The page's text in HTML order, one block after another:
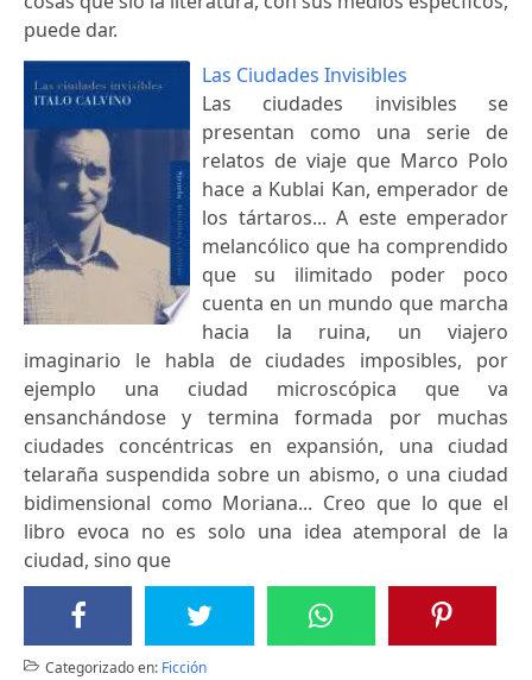
puede dar.
Las Ciudades Invisibles
Las ciudades invisibles se
presentan como una serie de
relatos de viaje que Marco Polo
hace a Kublai Kan, emperador de
los tártaros... A este emperador
melancólico que ha comprendido
que su ilimitado poder poco
cuenta en un mundo que marcha
hacia la ruina, un viajero
imaginario le habla de ciudades imposibles, por
ejemplo una ciudad microscópica que va
ensanchándose y termina formada por muchas
ciudades concéntricas en expansión, una ciudad
telaraña suspendida sobre un abismo, o una ciudad
bidimensional como Moriana... Creo que lo que el
libro evoca no es solo una idea atemporal de la
ciudad, sino que
Categorizado en: Ficción